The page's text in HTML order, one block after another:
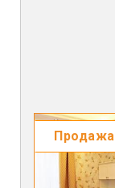
Продажа